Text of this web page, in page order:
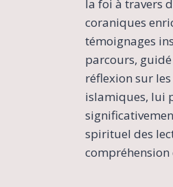
la foi à travers
coraniques
témoignages
parcours,
réflexion sur
islamiques, lui
spirituel des